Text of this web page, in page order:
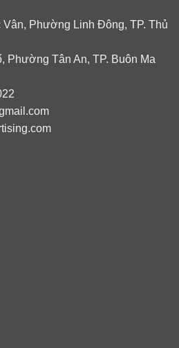
Vân, Phường Linh Đông, TP. Thủ
Phường Tân An, TP. Buôn Ma